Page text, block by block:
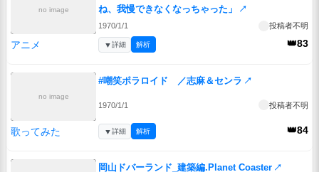
no image
ね、我慢できなくなっちゃった」
↗
1970/1/1 投稿者不明
アニメ 👑83
▼詳細 解析
no image
#嘲笑ポラロイド ／志麻＆センラ ↗
1970/1/1 投稿者不明
歌ってみた 👑84
▼詳細 解析
岡山ドバーランド_建築編.Planet Coaster ↗